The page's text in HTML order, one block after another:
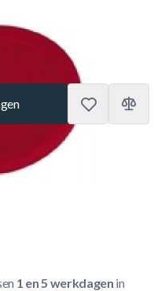
Op voorraad
1 en 5 werkdagen in